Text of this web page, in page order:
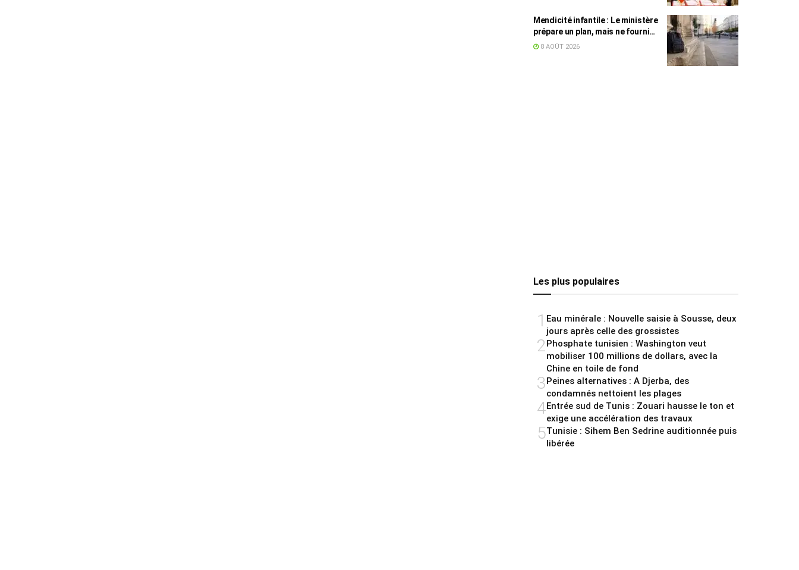
Mendicité infantile : Le ministère
prépare un plan, mais ne fournit
toujours aucun chiffre
8 AOÛT 2026
Les plus populaires
1 Eau minérale : Nouvelle saisie à Sousse, deux
jours après celle des grossistes
2Phosphate tunisien : Washington veut
mobiliser 100 millions de dollars, avec la
Chine en toile de fond
3Peines alternatives : A Djerba, des
condamnés nettoient les plages
4Entrée sud de Tunis : Zouari hausse le ton et
exige une accélération des travaux
5Tunisie : Sihem Ben Sedrine auditionnée puis
libérée